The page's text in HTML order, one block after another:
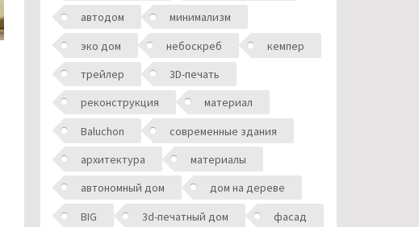
автодом
минимализм
эко дом
небоскреб
кемпер
трейлер
3D-печать
реконструкция
материал
Baluchon
современные здания
архитектура
материалы
автономный дом
дом на дереве
BIG
3d-печатный дом
фасад